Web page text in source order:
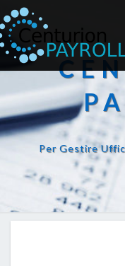
Per Gestire